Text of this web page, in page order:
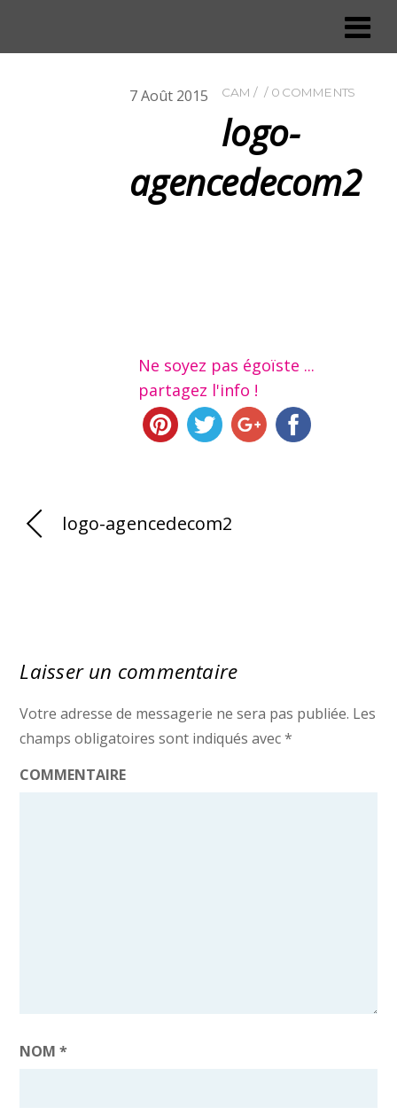
7 Août 2015 CAM 0 COMMENTS
logo-
agencedecom2
Ne soyez pas égoïste ...
partagez l'info !
logo-agencedecom2
Laisser un commentaire
Votre adresse de messagerie ne sera pas publiée. Les
champs obligatoires sont indiqués avec*
COMMENTAIRE
NOM*